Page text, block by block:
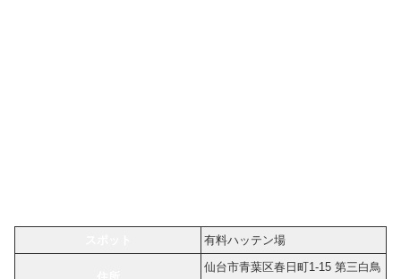
有料ハッテン場
仙台市青葉区春日町1-15 第三白鳥